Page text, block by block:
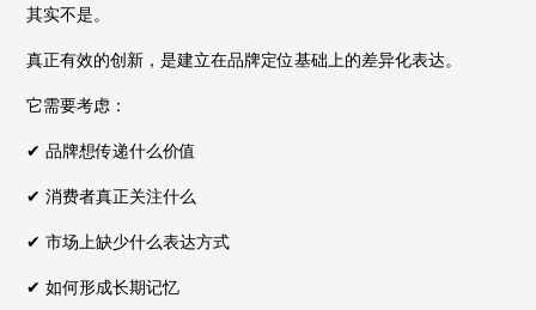
其实不是。
真正有效的创新，是建立在品牌定位基础上的差异化表达。
它需要考虑：
✔ 品牌想传递什么价值
✔ 消费者真正关注什么
✔ 市场上缺少什么表达方式
✔ 如何形成长期记忆